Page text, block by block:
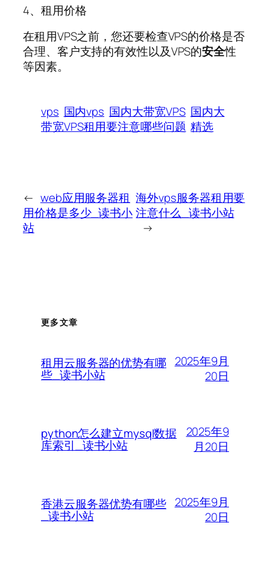
4、租用价格
在租用VPS之前，您还要检查VPS的价格是否
合理、客户支持的有效性以及VPS的安全性
等因素。
vps 国内vps 国内大带宽VPS 国内大
带宽VPS租用要注意哪些问题 精选
← web应用服务器租
用价格是多少_读书小
站
海外vps服务器租用要
注意什么_读书小站
→
更多文章
租用云服务器的优势有哪
些_读书小站
2025年9月
20日
python怎么建立mysql数据
库索引_读书小站
2025年9
月20日
香港云服务器优势有哪些
_读书小站
2025年9月
20日